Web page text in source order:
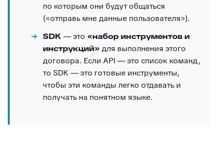
по которым они будут общаться
(«отправь мне данные пользователя»).
SDK— это «набор инструментов и
инструкций» для выполнения этого
договора. Если API — это список команд,
то SDK — это готовые инструменты,
чтобы эти команды легко отдавать и
получать на понятном языке.